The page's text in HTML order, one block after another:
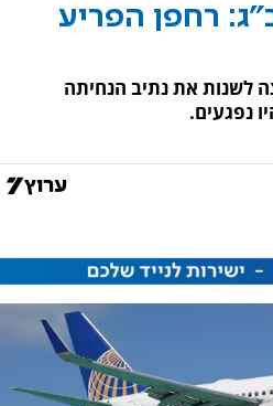
רחפן הפריע
לשנות את נתיב הנחיתה
נפגעים.